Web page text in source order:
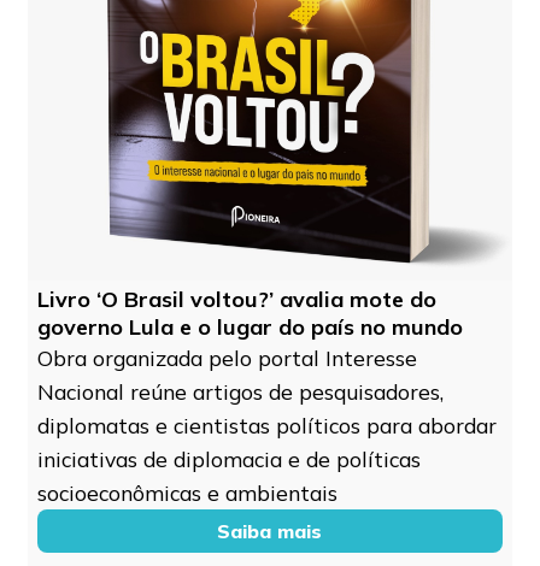
Livro ‘O Brasil voltou?’ avalia mote do
governo Lula e o lugar do país no mundo
Obra organizada pelo portal Interesse
Nacional reúne artigos de pesquisadores,
diplomatas e cientistas políticos para abordar
iniciativas de diplomacia e de políticas
socioeconômicas e ambientais
Saiba mais